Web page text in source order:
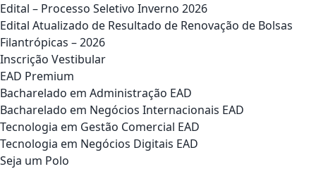
Edital – Processo Seletivo Inverno 2026
Edital Atualizado de Resultado de Renovação de Bolsas
Filantrópicas – 2026
Inscrição Vestibular
EAD Premium
Bacharelado em Administração EAD
Bacharelado em Negócios Internacionais EAD
Tecnologia em Gestão Comercial EAD
Tecnologia em Negócios Digitais EAD
Seja um Polo